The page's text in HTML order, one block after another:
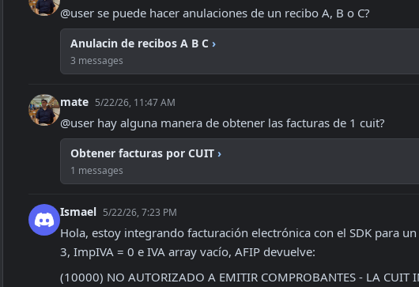
@user se puede hacer anulaciones de un recibo A, B o C?
Anulacin de recibos A B C ›
3 messages
mate 5/22/26, 11:47 AM
@user hay alguna manera de obtener las facturas de 1 cuit?
Obtener facturas por CUIT ›
1 messages
Ismael 5/22/26, 7:23 PM
Hola, estoy integrando facturación electrónica con el SDK para
3, ImpIVA = 0 e IVA array vacío, AFIP devuelve:
(10000) NO AUTORIZADO A EMITIR COMPROBANTES - LA CUIT